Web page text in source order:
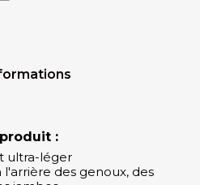
:
ultra-léger
des genoux, des